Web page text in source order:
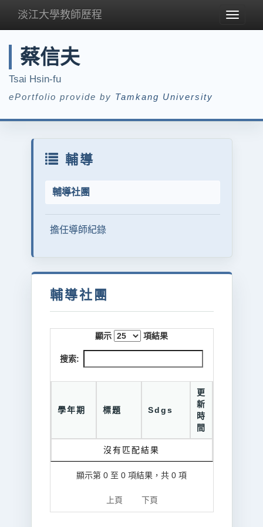
Toggle
淡江大學教師歷程
蔡信夫
Tsai Hsin-fu
ePortfolio provide by Tamkang University
輔導
輔導社團
擔任導師紀錄
輔導社團
顯示 項結果
搜索:
學年期 標題 Sdgs
更
新
時
間
沒有匹配結果
顯示第 0 至 0 項結果，共 0 項
上頁 下頁